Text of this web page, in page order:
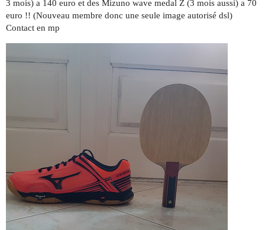
3 mois) a 140 euro et des Mizuno wave medal Z (3 mois aussi) a 70
euro !! (Nouveau membre donc une seule image autorisé dsl)
Contact en mp